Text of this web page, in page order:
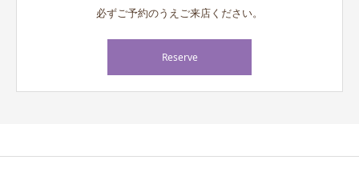
必ずご予約のうえご来店ください。
Reserve